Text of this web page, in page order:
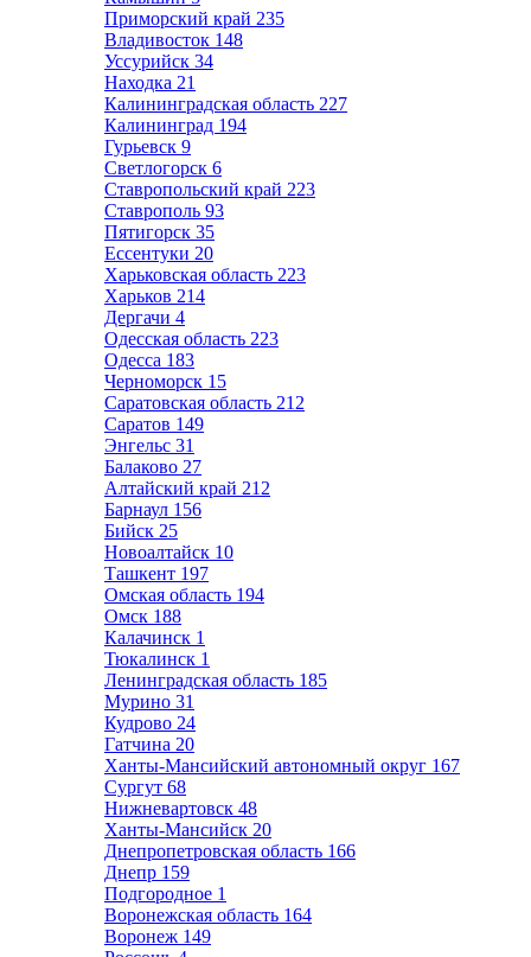
Приморский край 235
Владивосток 148
Уссурийск 34
Находка 21
Калининградская область 227
Калининград 194
Гурьевск 9
Светлогорск 6
Ставропольский край 223
Ставрополь 93
Пятигорск 35
Ессентуки 20
Харьковская область 223
Харьков 214
Дергачи 4
Одесская область 223
Одесса 183
Черноморск 15
Саратовская область 212
Саратов 149
Энгельс 31
Балаково 27
Алтайский край 212
Барнаул 156
Бийск 25
Новоалтайск 10
Ташкент 197
Омская область 194
Омск 188
Калачинск 1
Тюкалинск 1
Ленинградская область 185
Мурино 31
Кудрово 24
Гатчина 20
Ханты-Мансийский автономный округ 167
Сургут 68
Нижневартовск 48
Ханты-Мансийск 20
Днепропетровская область 166
Днепр 159
Подгородное 1
Воронежская область 164
Воронеж 149